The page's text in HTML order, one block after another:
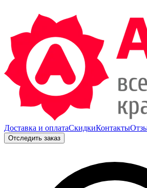
Доставка и оплатаСкидкиКонтакты
Отследить заказ